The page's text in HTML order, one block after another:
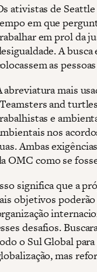
ativistas de
em que
em prol da
A
as
abreviatura mais
and
e
nos
Ambas
OMC como se
significa que a
objetivos
desafios.
o Sul Global
mas